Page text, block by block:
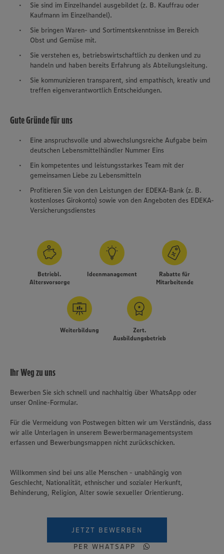
Sie sind im Einzelhandel ausgebildet (z. B. Kauffrau oder
Kaufmann im Einzelhandel).
Sie bringen Waren- und Sortimentskenntnisse im Bereich
Obst und Gemüse mit.
Sie verstehen es, betriebswirtschaftlich zu denken und zu
handeln und haben bereits Erfahrung als Abteilungsleitung.
Sie kommunizieren transparent, sind empathisch, kreativ und
treffen eigenverantwortlich Entscheidungen.
Gute Gründe für uns
Eine anspruchsvolle und abwechslungsreiche Aufgabe beim
deutschen Lebensmittelhändler Nummer Eins
Ein kompetentes und leistungsstarkes Team mit der
gemeinsamen Liebe zu Lebensmitteln
Profitieren Sie von den Leistungen der EDEKA-Bank (z. B.
kostenloses Girokonto) sowie von den Angeboten des EDEKA-
Versicherungsdienstes
Betriebl.
Altersvorsorge
Ideenmanagement
Rabatte für
Mitarbeitende
Weiterbildung
Zert.
Ausbildungsbetrieb
Ihr Weg zu uns
Bewerben Sie sich schnell und nachhaltig über WhatsApp oder
unser Online-Formular.
Für die Vermeidung von Postwegen bitten wir um Verständnis, dass
wir alle Unterlagen in unserem Bewerbermanagementsystem
erfassen und Bewerbungsmappen nicht zurückschicken.
Willkommen sind bei uns alle Menschen - unabhängig von
Geschlecht, Nationalität, ethnischer und sozialer Herkunft,
Behinderung, Religion, Alter sowie sexueller Orientierung.
JETZT BEWERBEN
PER WHATSAPP